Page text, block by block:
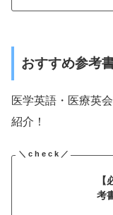
おすすめ参考
医学英語・医療英
紹介！
考